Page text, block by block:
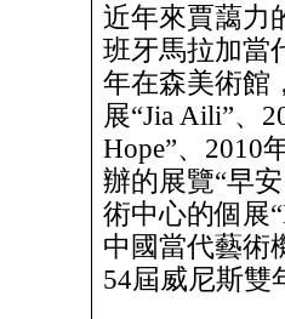
近年來賈藹力
班牙馬拉加當
年在森美術館
展“Jia Aili”、
Hope”、2010
辦的展覽“早
術中心的個展
中國當代藝術
54屆威尼斯雙